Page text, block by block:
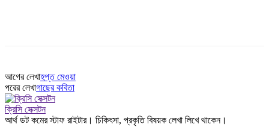
আগের লেখাহপ্ত মেওয়া
পরের লেখাগাছের কবিতা
ক্রিসি সেক্সটন
আর্থ ডট কমের স্টাফ রাইটার। চিকিৎসা, প্রকৃতি বিষয়ক লেখা লিখে থাকেন।